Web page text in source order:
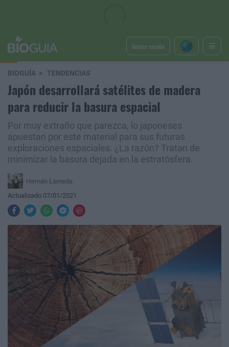
Iniciar sesión
BIOGUÍA TENDENCIAS
Japón desarrollará satélites de madera
para reducir la basura espacial
Por muy extraño que parezca, lo japoneses
apuestan por este material para sus futuras
exploraciones espaciales. ¿La razón? Tratan de
minimizar la basura dejada en la estratósfera.
Hernán Lameda
Actualizado 07/01/2021